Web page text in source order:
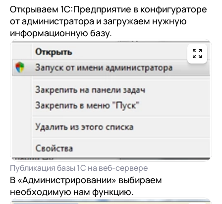
Открываем 1С:Предприятие в конфигураторе
от администратора и загружаем нужную
информационную базу.
Публикация базы 1С на веб-сервере
В «Администрировании» выбираем
необходимую нам функцию.